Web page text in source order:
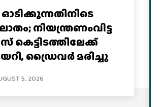
നിയന്ത്രണംവിട്ട
ഡ്രൈവർ മരിച്ചു
5, 2026